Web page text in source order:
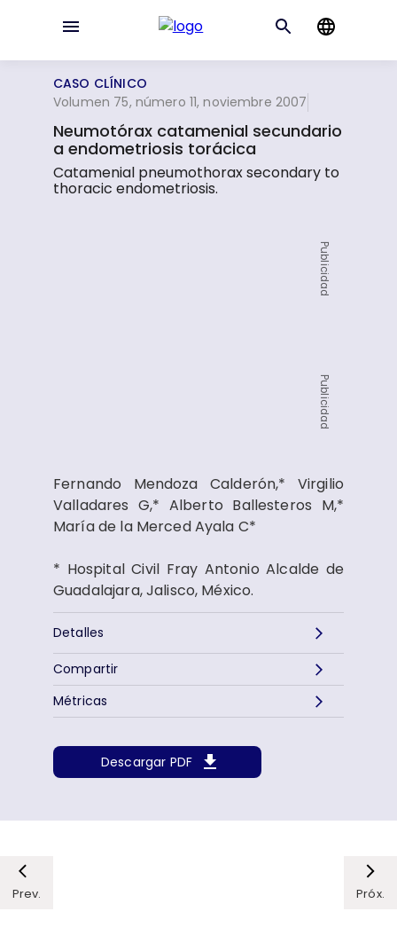
CASO CLÍNICO
Volumen 75, número 11, noviembre 2007
Neumotórax catamenial secundario
a endometriosis torácica
Catamenial pneumothorax secondary to
thoracic endometriosis.
Publicidad
Publicidad
Fernando Mendoza Calderón,* Virgilio
Valladares G,* Alberto Ballesteros M,*
María de la Merced Ayala C*
* Hospital Civil Fray Antonio Alcalde de
Guadalajara, Jalisco, México.
Detalles
Descargar PDF
Métricas
Compartir
Prev. Próx.